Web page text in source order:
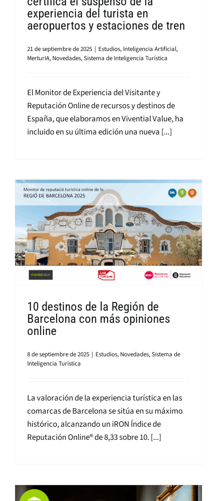
experiencia del turista en
aeropuertos y estaciones de tren
21 de septiembre de 2025 | Estudios, Inteligencia Artificial,
MerturIA, Novedades,Sistema de Inteligencia Turística
El Monitor de Experiencia del Visitante y
Reputación Online de recursos y destinos de
España, que elaboramos en Vivential Value, ha
incluido en su última edición una nueva [...]
10 destinos de la Región de
Barcelona con más opiniones
online
8 de septiembre de 2025 | Estudios, Novedades,Sistema de
Inteligencia Turística
La valoración de la experiencia turística en las
comarcas de Barcelona se sitúa en su máximo
histórico, alcanzando un iRON Índice de
Reputación Online® de 8,33 sobre 10. [...]